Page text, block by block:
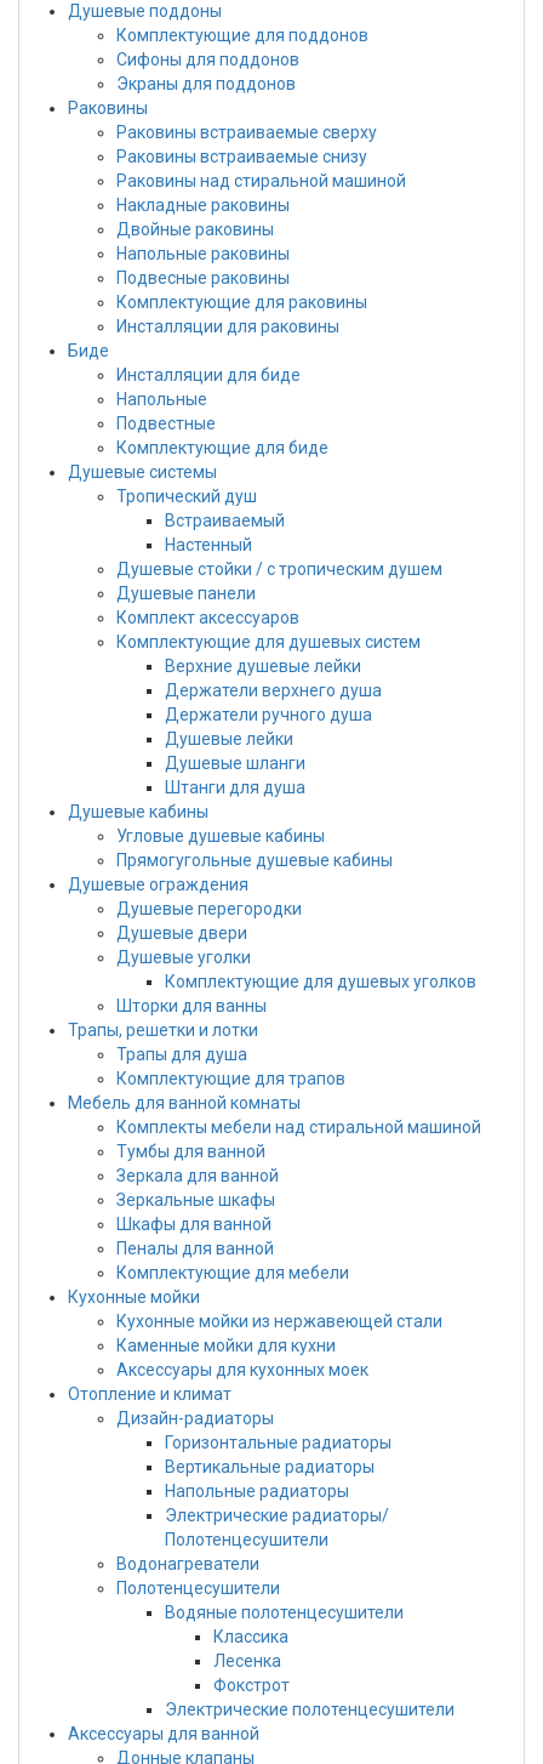
Душевые поддоны
Комплектующие для поддонов
Сифоны для поддонов
Экраны для поддонов
Раковины
Раковины встраиваемые сверху
Раковины встраиваемые снизу
Раковины над стиральной машиной
Накладные раковины
Двойные раковины
Напольные раковины
Подвесные раковины
Комплектующие для раковины
Инсталляции для раковины
Биде
Инсталляции для биде
Напольные
Подвестные
Комплектующие для биде
Душевые системы
Тропический душ
Встраиваемый
Настенный
Душевые стойки / с тропическим душем
Душевые панели
Комплект аксессуаров
Комплектующие для душевых систем
Верхние душевые лейки
Держатели верхнего душа
Держатели ручного душа
Душевые лейки
Душевые шланги
Штанги для душа
Душевые кабины
Угловые душевые кабины
Прямогугольные душевые кабины
Душевые ограждения
Душевые перегородки
Душевые двери
Душевые уголки
Комплектующие для душевых уголков
Шторки для ванны
Трапы, решетки и лотки
Трапы для душа
Комплектующие для трапов
Мебель для ванной комнаты
Комплекты мебели над стиральной машиной
Тумбы для ванной
Зеркала для ванной
Зеркальные шкафы
Шкафы для ванной
Пеналы для ванной
Комплектующие для мебели
Кухонные мойки
Кухонные мойки из нержавеющей стали
Каменные мойки для кухни
Аксессуары для кухонных моек
Отопление и климат
Дизайн-радиаторы
Горизонтальные радиаторы
Вертикальные радиаторы
Напольные радиаторы
Электрические радиаторы/
Полотенцесушители
Водонагреватели
Полотенцесушители
Водяные полотенцесушители
Классика
Лесенка
Фокстрот
Электрические полотенцесушители
Аксессуары для ванной
Донные клапаны